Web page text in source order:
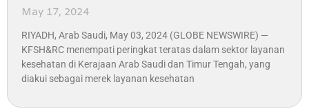
May 17, 2024
RIYADH, Arab Saudi, May 03, 2024 (GLOBE NEWSWIRE) —
KFSH&RC menempati peringkat teratas dalam sektor layanan
kesehatan di Kerajaan Arab Saudi dan Timur Tengah, yang
diakui sebagai merek layanan kesehatan